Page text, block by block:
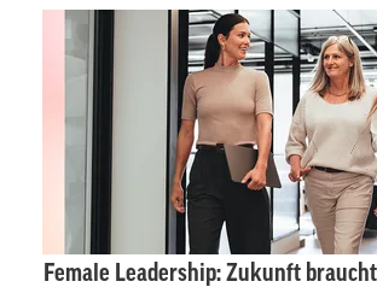
Female Leadership: Zukunft